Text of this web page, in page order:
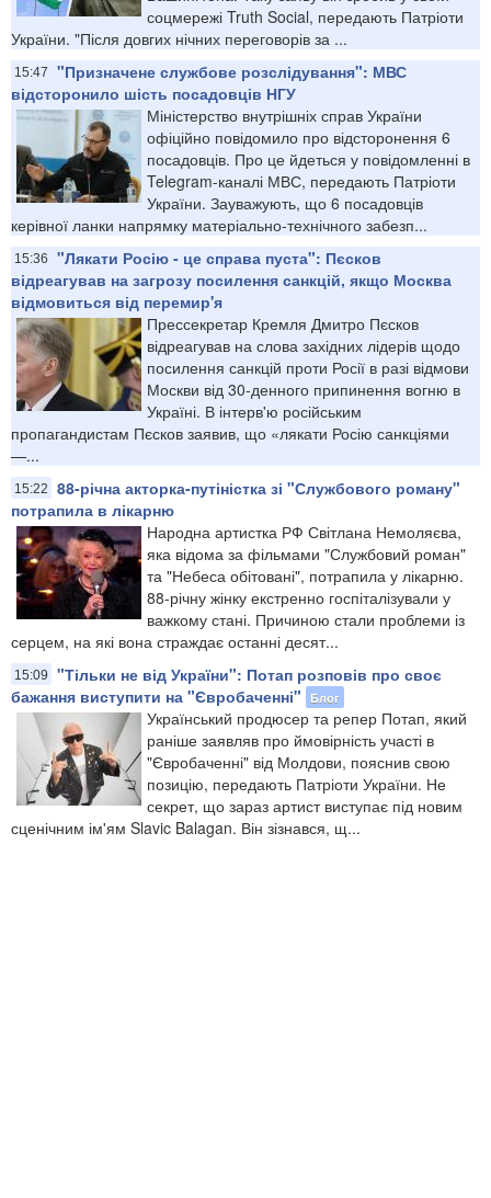
соцмережі Truth Social, передають Патріоти
України. "Після довгих нічних переговорів за ...
15:47
"Призначене службове розслідування": МВС
відсторонило шість посадовців НГУ
Міністерство внутрішніх справ України
офіційно повідомило про відсторонення 6
посадовців. Про це йдеться у повідомленні в
Telegram-каналі МВС, передають Патріоти
України. Зауважують, що 6 посадовців
керівної ланки напрямку матеріально-технічного забезп...
15:36
"Лякати Росію - це справа пуста": Пєсков
відреагував на загрозу посилення санкцій, якщо Москва
відмовиться від перемир'я
Прессекретар Кремля Дмитро Пєсков
відреагував на слова західних лідерів щодо
посилення санкцій проти Росії в разі відмови
Москви від 30-денного припинення вогню в
Україні. В інтерв'ю російським
пропагандистам Пєсков заявив, що «лякати Росію санкціями
—...
15:22
88-річна акторка-путіністка зі "Службового роману"
потрапила в лікарню
Народна артистка РФ Світлана Немоляєва,
яка відома за фільмами "Службовий роман"
та "Небеса обітовані", потрапила у лікарню.
88-річну жінку екстренно госпіталізували у
важкому стані. Причиною стали проблеми із
серцем, на які вона страждає останні десят...
15:09
"Тільки не від України": Потап розповів про своє
бажання виступити на "Євробаченні"
Блог
Український продюсер та репер Потап, який
раніше заявляв про ймовірність участі в
"Євробаченні" від Молдови, пояснив свою
позицію, передають Патріоти України. Не
секрет, що зараз артист виступає під новим
сценічним ім'ям Slavic Balagan. Він зізнався, щ...